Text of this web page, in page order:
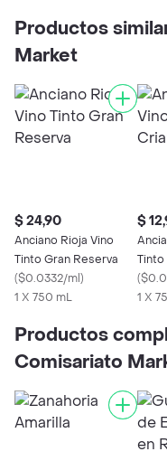
Productos
Market
$ 24,90
Anciano Rioja Vino
Tinto Gran Reserva
($0.0332/ml)
1 X 750 mL
$
Tinto
(
1 X
Productos
Comisariato